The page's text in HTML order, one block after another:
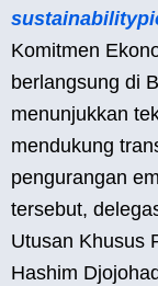
Komitmen
berlangsung di
menunjukkan
mendukung
pengurangan
tersebut,
Utusan Khusus
Hashim